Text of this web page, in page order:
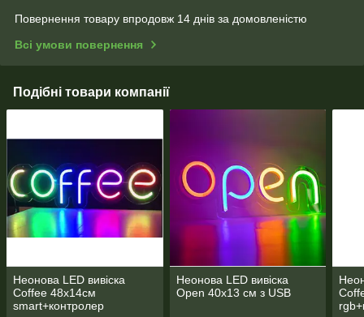
Повернення товару впродовж 14 днів за домовленістю
Всі умови повернення
Подібні товари компанії
Неонова LED вивіска
Coffee 48х14cм
smart+контролер
Неонова LED вивіска
Open 40х13 см з USB